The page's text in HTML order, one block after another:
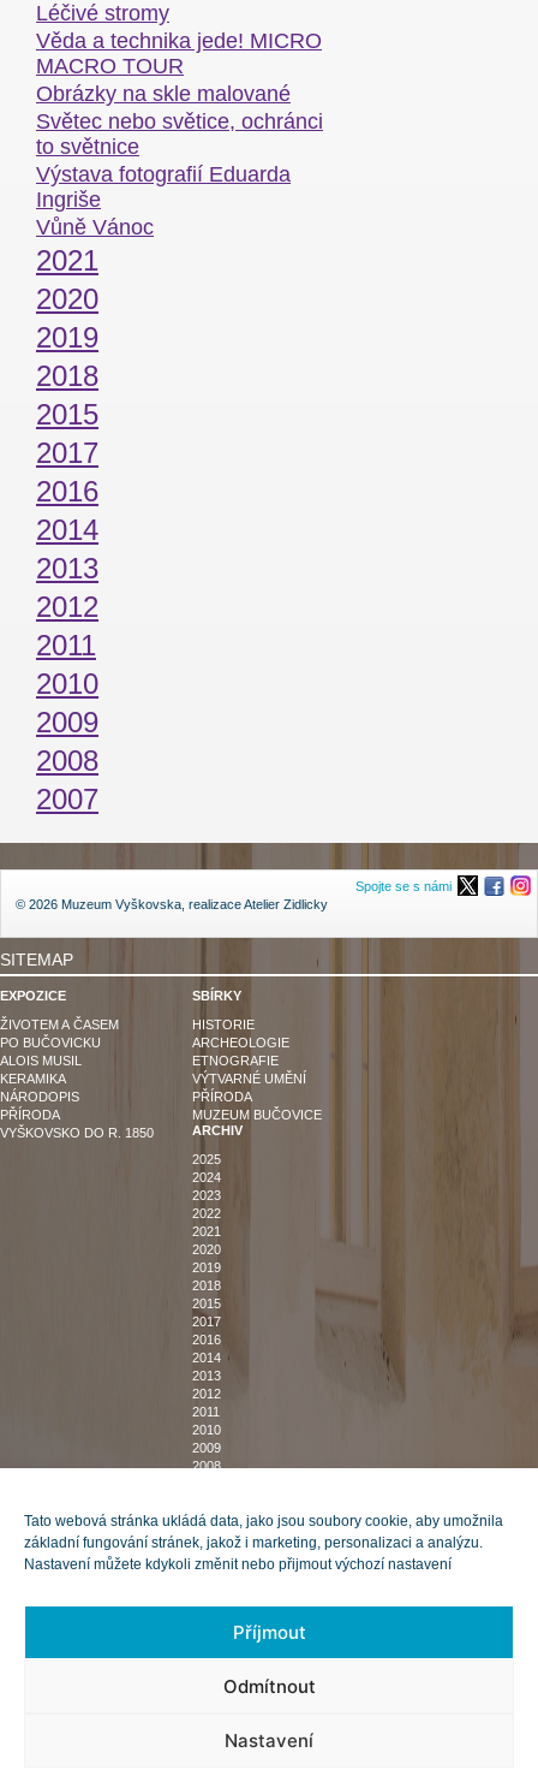
Tato webová stránka ukládá data, jako jsou soubory cookie, aby umožnila
základní fungování stránek, jakož i marketing, personalizaci a analýzu.
Nastavení můžete kdykoli změnit nebo přijmout výchozí nastavení
Příjmout
Odmítnout
Nastavení
Léčivé stromy
Věda a technika jede! MICRO
MACRO TOUR
Obrázky na skle malované
Světec nebo světice, ochránci
to světnice
Výstava fotografií Eduarda
Ingriše
Vůně Vánoc
2021
2020
2019
2018
2015
2017
2016
2014
2013
2012
2011
2010
2009
2008
2007
© 2026 Muzeum Vyškovska, realizaceAtelier Zidlicky
Spojte se s námi
SITEMAP
EXPOZICE
ŽIVOTEM A ČASEM
PO BUČOVICKU
ALOIS MUSIL
KERAMIKA
NÁRODOPIS
PŘÍRODA
VYŠKOVSKO DO R. 1850
SBÍRKY
HISTORIE
ARCHEOLOGIE
ETNOGRAFIE
VÝTVARNÉ UMĚNÍ
PŘÍRODA
MUZEUM BUČOVICE
ARCHIV
2025
2024
2023
2022
2021
2020
2019
2018
2015
2017
2016
2014
2013
2012
2011
2010
2009
2008
POZVÁNKY NA VÝSTAVY
BUDOVY
MUZEUM VYŠKOVSKA
KNIHOVNA
DOKUMENTY
POSKYTOVÁNÍ INFORMACÍ
VEŘEJNÉ ZAKÁZKY
SPOLUPRACUJEME